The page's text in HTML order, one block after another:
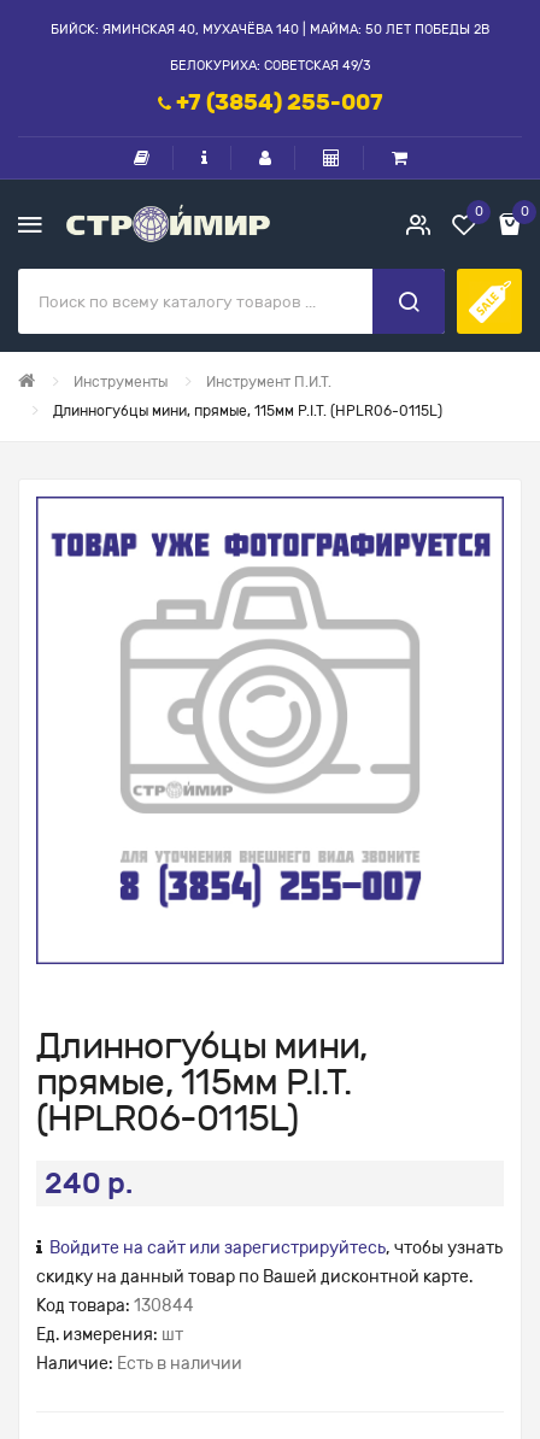
БИЙСК: ЯМИНСКАЯ 40, МУХАЧЁВА 140 | МАЙМА: 50 ЛЕТ ПОБЕДЫ 2В
БЕЛОКУРИХА: СОВЕТСКАЯ 49/3
+7 (3854) 255-007
0 0
Инструменты
Инструмент П.И.Т.
Длинногубцы мини, прямые, 115мм P.I.T. (HPLR06-0115L)
Длинногубцы мини,
прямые, 115мм P.I.T.
(HPLR06-0115L)
240 р.
Войдите на сайт или зарегистрируйтесь, чтобы узнать
скидку на данный товар по Вашей дисконтной карте.
Код товара: 130844
Ед. измерения: шт
Наличие: Есть в наличии